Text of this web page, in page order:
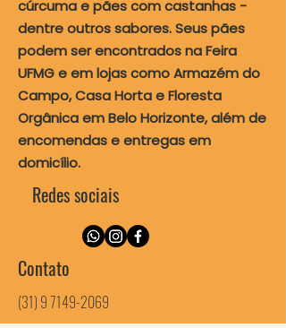
cúrcuma e pães com castanhas -
dentre outros sabores. Seus pães
podem ser encontrados na Feira
UFMG e em lojas como Armazém do
Campo, Casa Horta e Floresta
Orgânica em Belo Horizonte, além de
encomendas e entregas em
domicílio.
Redes sociais
Contato
(31) 9 7149-2069